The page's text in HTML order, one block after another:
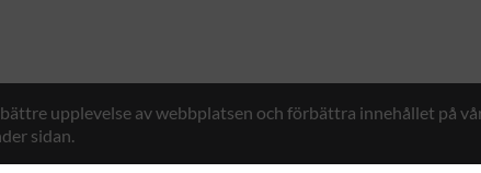
upplevelse av webbplatsen och förbättra innehållet på
sidan.